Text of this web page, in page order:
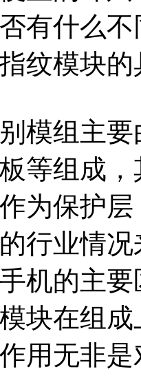
有什么
纹模块
组主要
等组成
为保护
行业情
机的主
块在组
用无非